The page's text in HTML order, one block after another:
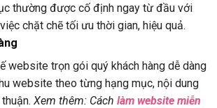
thường được cố định ngay từ đầu với
chặt chẽ tối ưu thời gian, hiệu quả.
website trọn gói quý khách hàng dễ dàng
website theo từng hạng mục, nội dung
Xem thêm: Cách làm website miễn